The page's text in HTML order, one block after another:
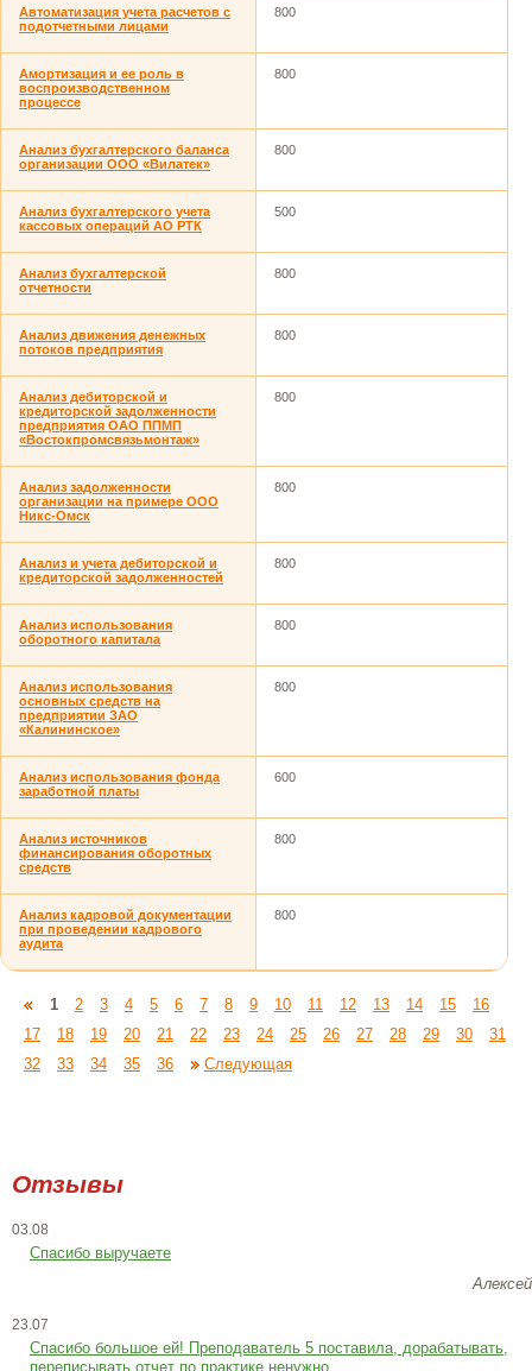
Автоматизация учета расчетов с
подотчетными лицами
800
Амортизация и ее роль в
воспроизводственном
процессе
800
Анализ бухгалтерского баланса
организации ООО «Вилатек»
800
Анализ бухгалтерского учета
кассовых операций АО РТК
500
Анализ бухгалтерской
отчетности
800
Анализ движения денежных
потоков предприятия
800
Анализ дебиторской и
кредиторской задолженности
предприятия ОАО ППМП
«Востокпромсвязьмонтаж»
800
Анализ задолженности
организации на примере ООО
Никс-Омск
800
Анализ и учета дебиторской и
кредиторской задолженностей
800
Анализ использования
оборотного капитала
800
Анализ использования
основных средств на
предприятии ЗАО
«Калининское»
800
Анализ использования фонда
заработной платы
600
Анализ источников
финансирования оборотных
средств
800
Анализ кадровой документации
при проведении кадрового
аудита
800
1 2 3 4 5 6 7 8 9 10 11 12 13 14 15
16
17
18 19 20 21 22 23 24 25 26 27 28 29 30
31
32
33 34 35 36 Следующая
Отзывы
03.08
Спасибо выручаете
Алексей
23.07
Cпасибо большое ей! Преподаватель 5 поставила, дорабатывать,
переписывать отчет по практике ненужно.